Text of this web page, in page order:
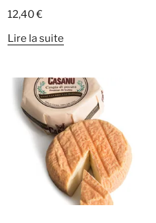
12,40€
Lire la suite